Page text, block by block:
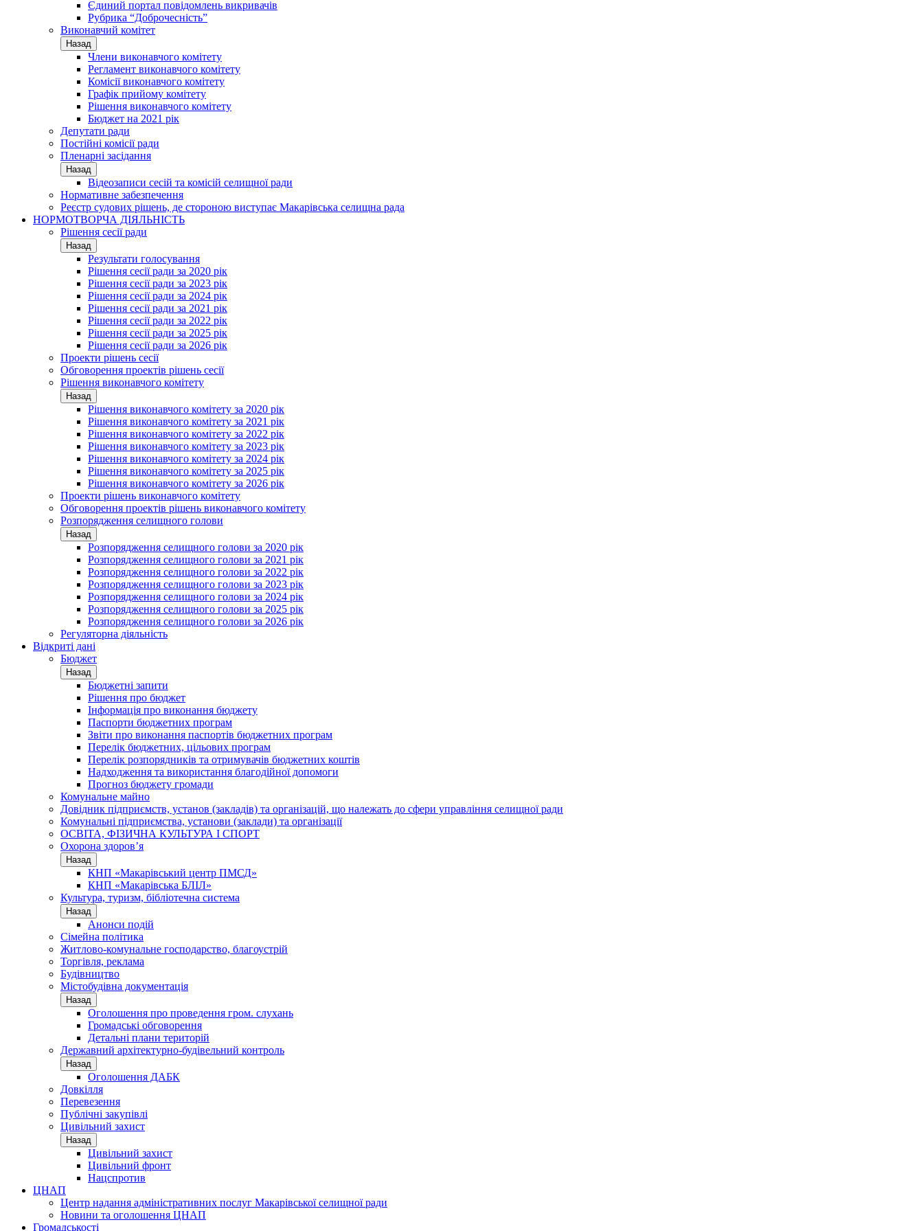
Єдиний портал повідомлень викривачів
Рубрика “Доброчесність”
Виконавчий комітет
Назад
Члени виконавчого комітету
Регламент виконавчого комітету
Комісії виконавчого комітету
Графік прийому комітету
Рішення виконавчого комітету
Бюджет на 2021 рік
Депутати ради
Постійні комісії ради
Пленарні засідання
Назад
Відеозаписи сесій та комісій селищної ради
Нормативне забезпечення
Реєстр судових рішень, де стороною виступає Макарівська селищна рада
НОРМОТВОРЧА ДІЯЛЬНІСТЬ
Рішення сесії ради
Назад
Результати голосування
Рішення сесії ради за 2020 рік
Рішення сесії ради за 2023 рік
Рішення сесії ради за 2024 рік
Рішення сесії ради за 2021 рік
Рішення сесії ради за 2022 рік
Рішення сесії ради за 2025 рік
Рішення сесії ради за 2026 рік
Проекти рішень сесії
Обговорення проектів рішень сесії
Рішення виконавчого комітету
Назад
Рішення виконавчого комітету за 2020 рік
Рішення виконавчого комітету за 2021 рік
Рішення виконавчого комітету за 2022 рік
Рішення виконавчого комітету за 2023 рік
Рішення виконавчого комітету за 2024 рік
Рішення виконавчого комітету за 2025 рік
Рішення виконавчого комітету за 2026 рік
Проекти рішень виконавчого комітету
Обговорення проектів рішень виконавчого комітету
Розпорядження селищного голови
Назад
Розпорядження селищного голови за 2020 рік
Розпорядження селищного голови за 2021 рік
Розпорядження селищного голови за 2022 рік
Розпорядження селищного голови за 2023 рік
Розпорядження селищного голови за 2024 рік
Розпорядження селищного голови за 2025 рік
Розпорядження селищного голови за 2026 рік
Регуляторна діяльність
Відкриті дані
Бюджет
Назад
Бюджетні запити
Рішення про бюджет
Інформація про виконання бюджету
Паспорти бюджетних програм
Звіти про виконання паспортів бюджетних програм
Перелік бюджетних, цільових програм
Перелік розпорядників та отримувачів бюджетних коштів
Надходження та використання благодійної допомоги
Прогноз бюджету громади
Комунальне майно
Довідник підприємств, установ (закладів) та організацій, що належать до сфери управління селищної ради
Комунальні підприємства, установи (заклади) та організації
ОСВІТА, ФІЗИЧНА КУЛЬТУРА І СПОРТ
Охорона здоров’я
Назад
КНП «Макарівський центр ПМСД»
КНП «Макарівська БЛІЛ»
Культура, туризм, бібліотечна система
Назад
Анонси подій
Сімейна політика
Житлово-комунальне господарство, благоустрій
Торгівля, реклама
Будівництво
Містобудівна документація
Назад
Оголошення про проведення гром. слухань
Громадські обговорення
Детальні плани територій
Державний архітектурно-будівельний контроль
Назад
Оголошення ДАБК
Довкілля
Перевезення
Публічні закупівлі
Цивільний захист
Назад
Цивільний захист
Цивільний фронт
Нацспротив
ЦНАП
Центр надання адміністративних послуг Макарівської селищної ради
Новини та оголошення ЦНАП
Громадськості